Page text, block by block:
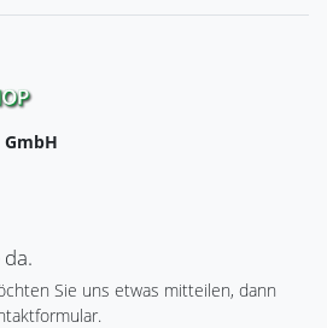
GmbH
Sie uns etwas mitteilen, dann